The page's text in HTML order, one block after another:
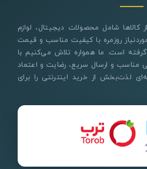
کالاها شامل محصولات دیجیتال، لوازم
روزمره با کیفیت مناسب و قیمت
گرفته است. ما همواره تلاش می‌کنیم با
مناسب و ارسال سریع، رضایت و اعتماد
لذت‌بخش از خرید اینترنتی را برای